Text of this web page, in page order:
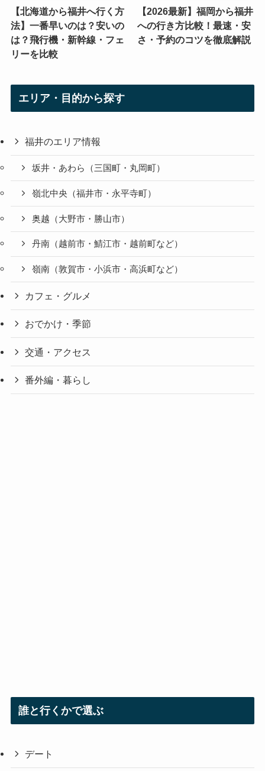
【北海道から福井へ行く方
法】一番早いのは？安いの
は？飛行機・新幹線・フェ
リーを比較
【2026最新】福岡から福井
への行き方比較！最速・安
さ・予約のコツを徹底解説
エリア・目的から探す
福井のエリア情報
坂井・あわら（三国町・丸岡町）
嶺北中央（福井市・永平寺町）
奥越（大野市・勝山市）
丹南（越前市・鯖江市・越前町など）
嶺南（敦賀市・小浜市・高浜町など）
カフェ・グルメ
おでかけ・季節
交通・アクセス
番外編・暮らし
誰と行くかで選ぶ
デート